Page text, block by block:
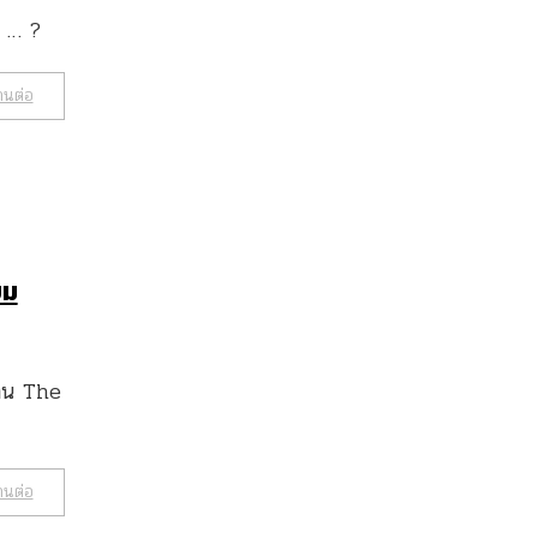
… ?
นต่อ
น The
นต่อ